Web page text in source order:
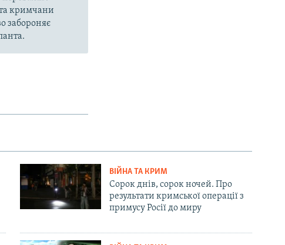
кримчани
забороняє
ВІЙНА ТА КРИМ
Сорок днів, сорок ночей. Про
результати кримської операції з
примусу Росії до миру